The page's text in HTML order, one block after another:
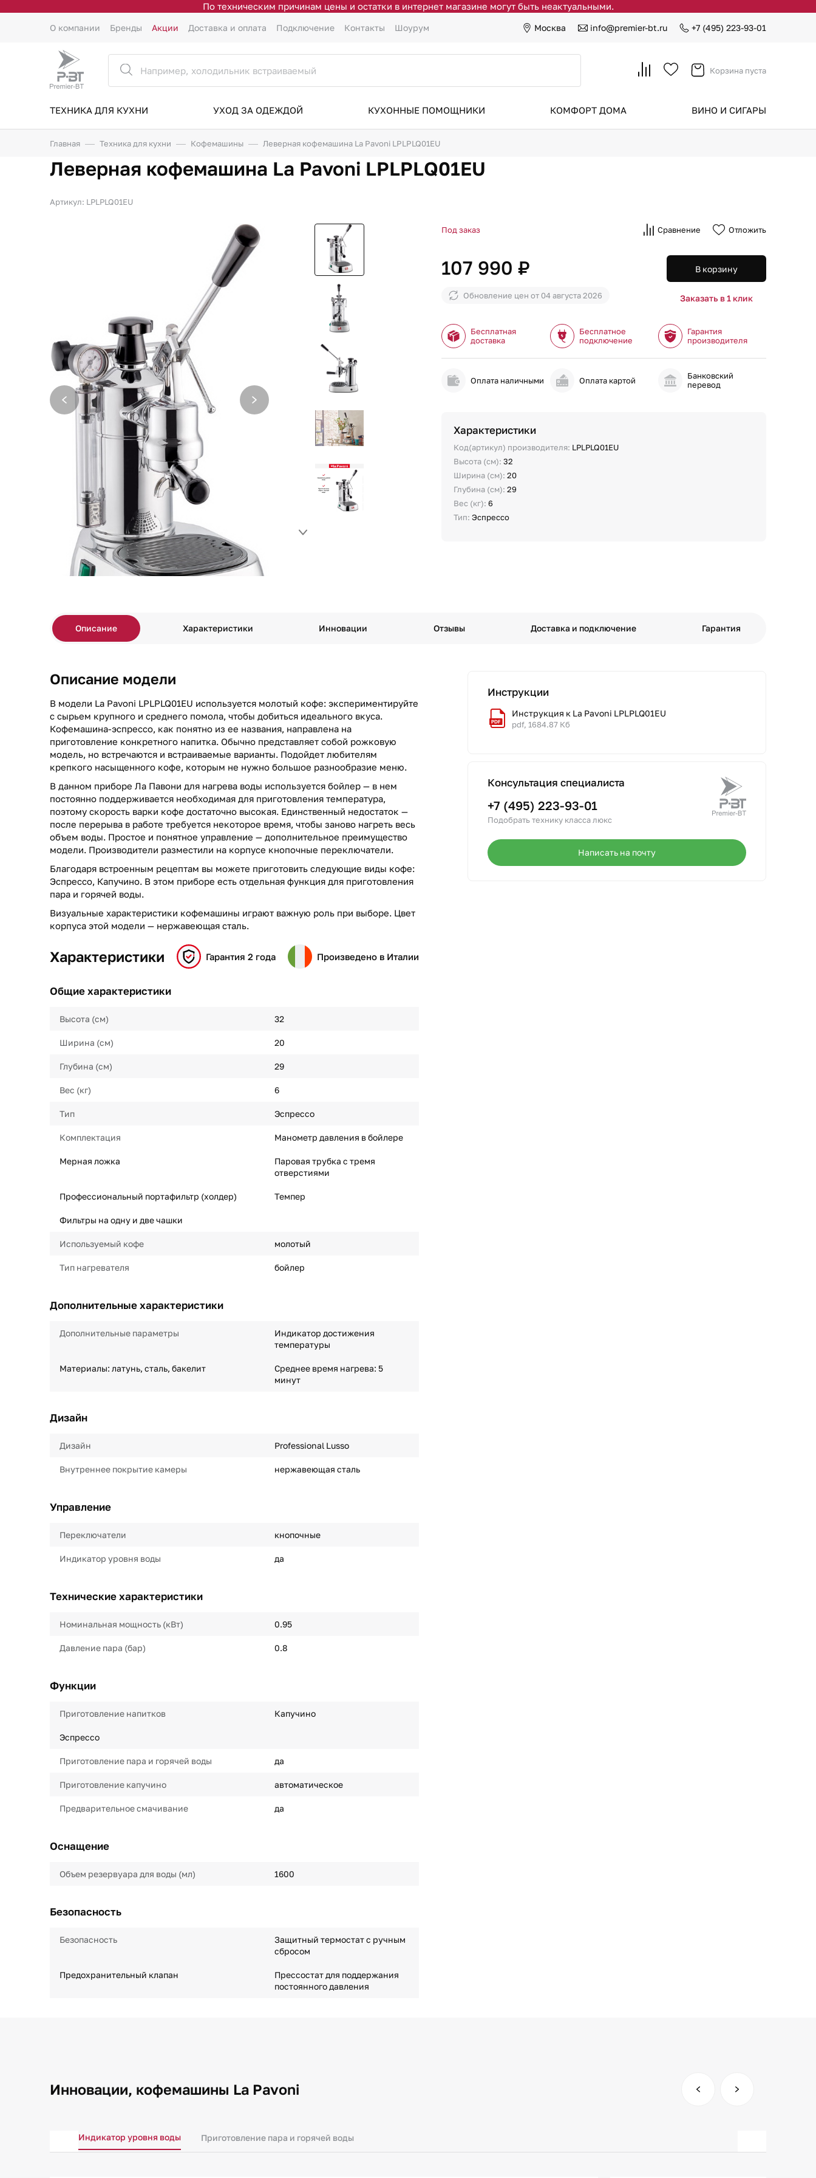
По техническим причинам цены и остатки в интернет магазине могут быть неактуальными.
О компании Бренды Акции Доставка и оплата Подключение Контакты Шоурум Москва info@premier-bt.ru +7 (495) 223-93-01
Корзина пуста
ТЕХНИКА ДЛЯ КУХНИ УХОД ЗА ОДЕЖДОЙ КУХОННЫЕ ПОМОЩНИКИ КОМФОРТ ДОМА ВИНО И СИГАРЫ
Главная Техника для кухни Кофемашины Леверная кофемашина La Pavoni LPLPLQ01EU
Леверная кофемашина La Pavoni LPLPLQ01EU
Артикул: LPLPLQ01EU
Под заказ Сравнение Отложить
107 990 ₽
Обновление цен от 04 августа 2026
В корзину
Заказать в 1 клик
Бесплатная
доставка
Бесплатное
подключение
Гарантия
производителя
Оплата наличными Оплата картой
Банковский
перевод
Характеристики
Код(артикул) производителя: LPLPLQ01EU
Высота (см):32
Ширина (см):20
Глубина (см):29
Вес (кг):6
Тип:Эспрессо
Описание Характеристики Инновации Отзывы Доставка и подключение Гарантия
Описание модели
В модели La Pavoni LPLPLQ01EU используется молотый кофе: экспериментируйте
с сырьем крупного и среднего помола, чтобы добиться идеального вкуса.
Кофемашина-эспрессо, как понятно из ее названия, направлена на
приготовление конкретного напитка. Обычно представляет собой рожковую
модель, но встречаются и встраиваемые варианты. Подойдет любителям
крепкого насыщенного кофе, которым не нужно большое разнообразие меню.
В данном приборе Ла Павони для нагрева воды используется бойлер — в нем
постоянно поддерживается необходимая для приготовления температура,
поэтому скорость варки кофе достаточно высокая. Единственный недостаток —
после перерыва в работе требуется некоторое время, чтобы заново нагреть весь
объем воды. Простое и понятное управление — дополнительное преимущество
модели. Производители разместили на корпусе кнопочные переключатели.
Благодаря встроенным рецептам вы можете приготовить следующие виды кофе:
Эспрессо, Капучино. В этом приборе есть отдельная функция для приготовления
пара и горячей воды.
Визуальные характеристики кофемашины играют важную роль при выборе. Цвет
корпуса этой модели — нержавеющая сталь.
Характеристики Гарантия 2 года Произведено в Италии
Общие характеристики
Высота (см) 32
Ширина (см) 20
Глубина (см) 29
Вес (кг) 6
Тип Эспрессо
Комплектация Манометр давления в бойлере
Мерная ложка
Паровая трубка с тремя
отверстиями
Профессиональный портафильтр (холдер) Темпер
Фильтры на одну и две чашки
Используемый кофе молотый
Тип нагревателя бойлер
Дополнительные характеристики
Дополнительные параметры
Индикатор достижения
температуры
Материалы: латунь, сталь, бакелит
Среднее время нагрева: 5
минут
Дизайн
Дизайн Professional Lusso
Внутреннее покрытие камеры нержавеющая сталь
Управление
Переключатели кнопочные
Индикатор уровня воды да
Технические характеристики
Номинальная мощность (кВт) 0.95
Давление пара (бар) 0.8
Функции
Приготовление напитков Капучино
Эспрессо
Приготовление пара и горячей воды да
Приготовление капучино автоматическое
Предварительное смачивание да
Оснащение
Объем резервуара для воды (мл) 1600
Безопасность
Безопасность
Защитный термостат с ручным
сбросом
Предохранительный клапан
Прессостат для поддержания
постоянного давления
Инструкции
Инструкция к La Pavoni LPLPLQ01EU
pdf, 1684.87 Кб
Консультация специалиста
+7 (495) 223-93-01
Подобрать технику класса люкс
Написать на почту
Инновации, кофемашины La Pavoni
Индикатор уровня воды Приготовление пара и горячей воды